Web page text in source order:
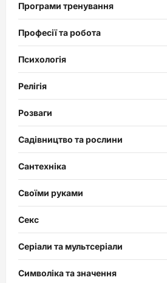
Програми тренування
Професії та робота
Психологія
Релігія
Розваги
Садівництво та рослини
Сантехніка
Своїми руками
Секс
Серіали та мультсеріали
Символіка та значення